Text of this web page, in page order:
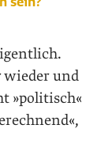
wieder und
»politisch«